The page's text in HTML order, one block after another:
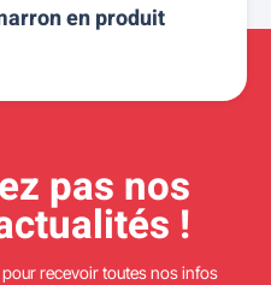
en produit
pas nos
!
recevoir toutes nos infos